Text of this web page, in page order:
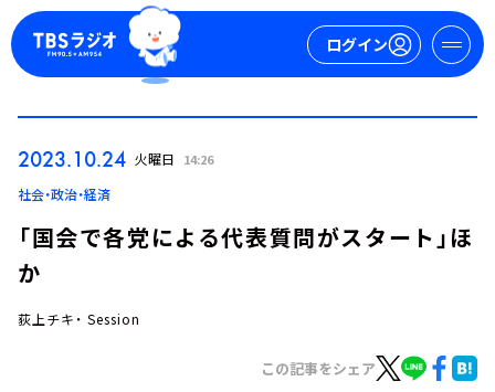
ログイン
2023.10.24 火曜日 14:26
社会・政治・経済
「国会で各党による代表質問がスタート」ほ
か
荻上チキ・ Session
この記事をシェア